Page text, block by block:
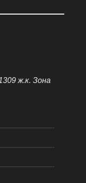
ж.к. Зона